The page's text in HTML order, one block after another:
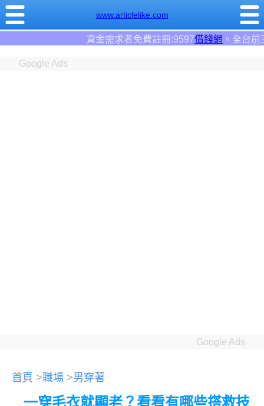
www.articlelike.com
借錢網。全台前三大借錢網站！
Google Ads
Google Ads
首頁 >職場 >男穿著
一穿毛衣就顯老？看看有哪些搭救技